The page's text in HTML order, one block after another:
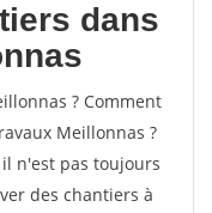
dans
? Comment
Meillonnas ?
n'est pas toujours
des chantiers à